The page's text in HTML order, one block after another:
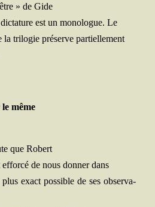
» de Gide
est un mono­logue. Le
tri­lo­gie pré­serve partiellement
même
que Robert
de nous don­ner dans
exact pos­sible de ses obser­va­